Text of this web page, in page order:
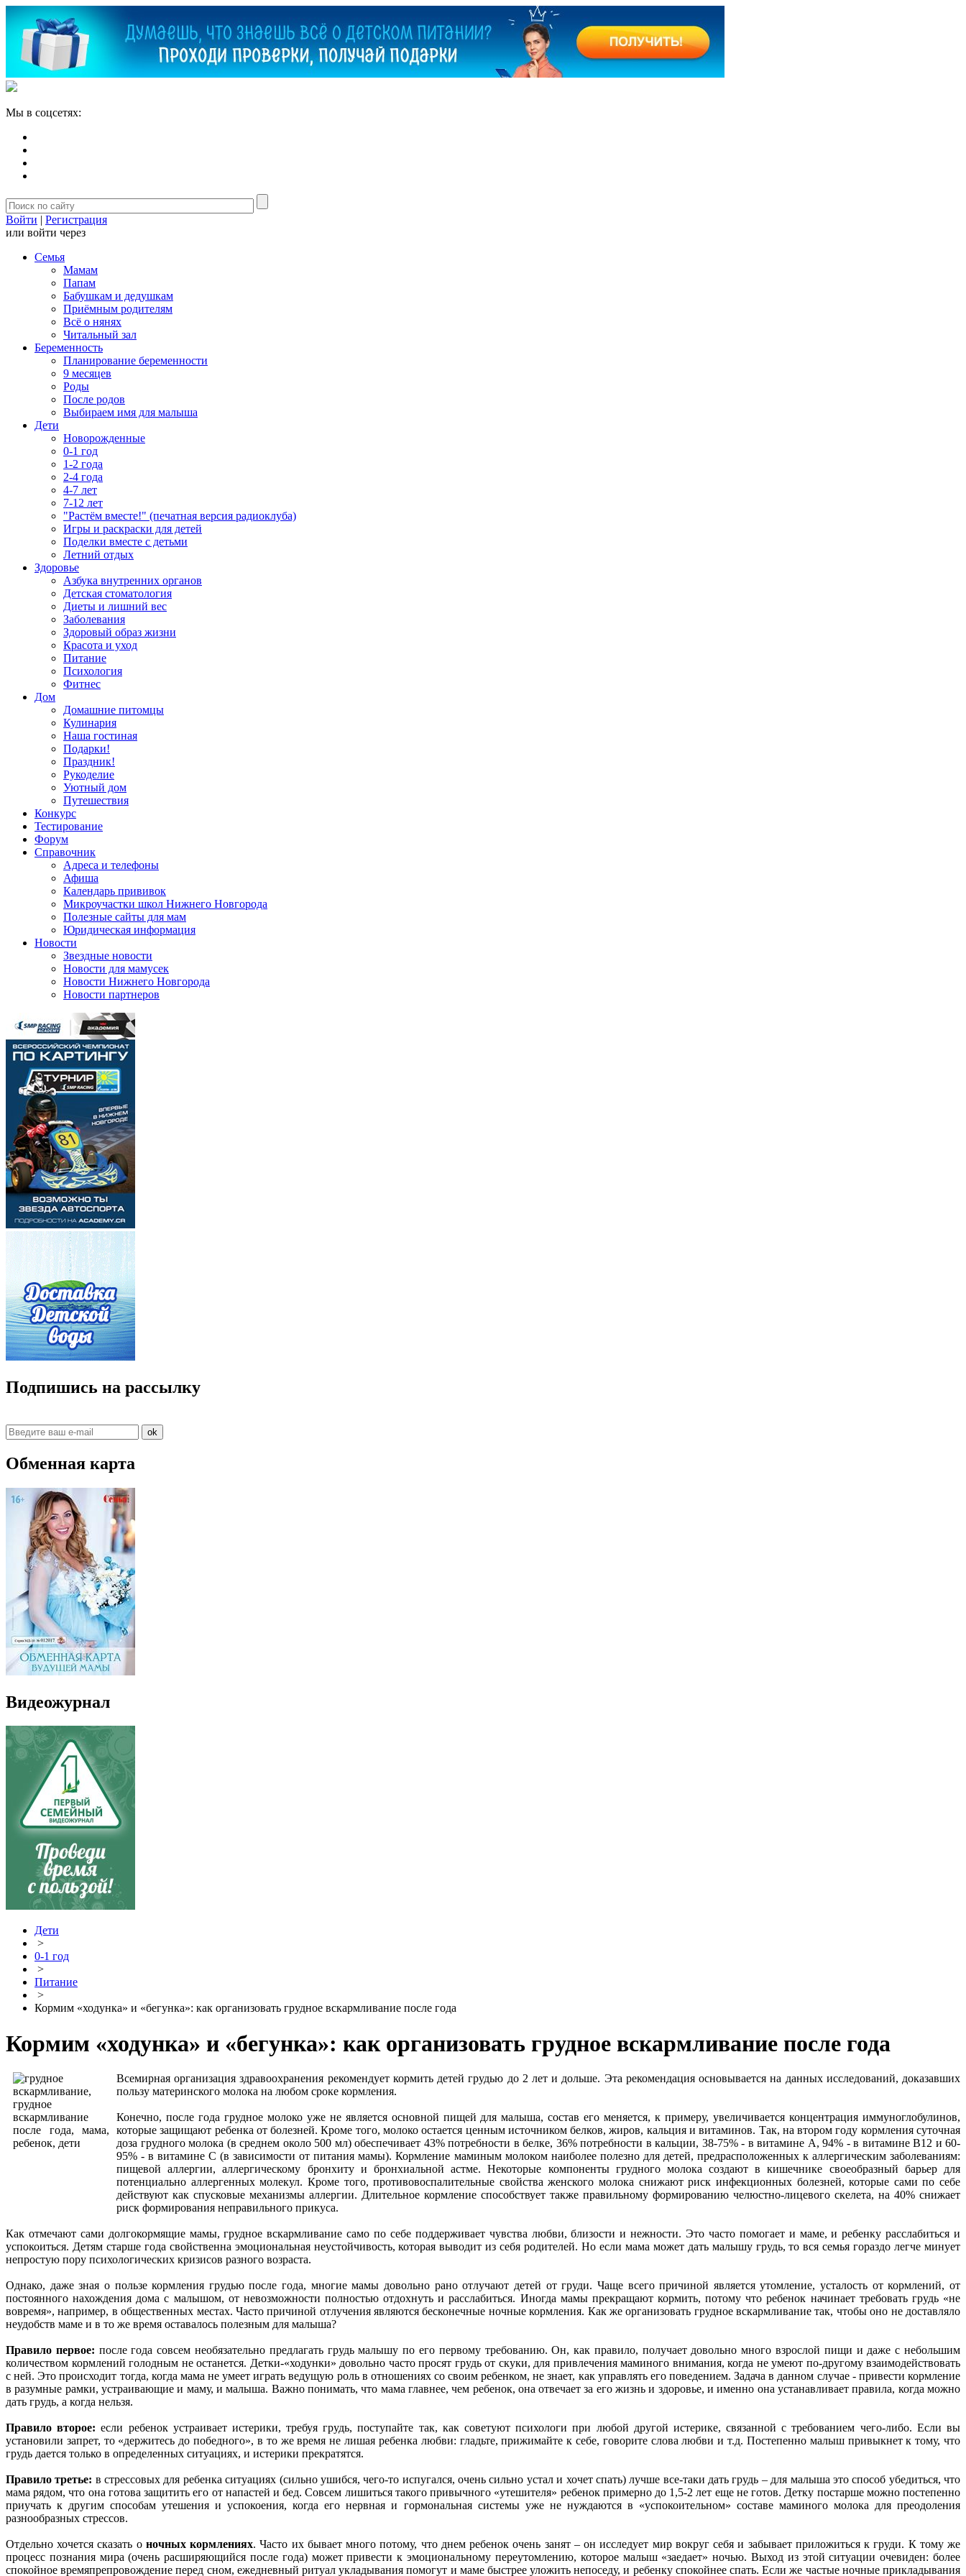
Мы в соцсетях:
Войти | Регистрация
или войти через
Семья
Мамам
Папам
Бабушкам и дедушкам
Приёмным родителям
Всё о нянях
Читальный зал
Беременность
Планирование беременности
9 месяцев
Роды
После родов
Выбираем имя для малыша
Дети
Новорожденные
0-1 год
1-2 года
2-4 года
4-7 лет
7-12 лет
"Растём вместе!" (печатная версия радиоклуба)
Игры и раскраски для детей
Поделки вместе с детьми
Летний отдых
Здоровье
Азбука внутренних органов
Детская стоматология
Диеты и лишний вес
Заболевания
Здоровый образ жизни
Красота и уход
Питание
Психология
Фитнес
Дом
Домашние питомцы
Кулинария
Наша гостиная
Подарки!
Праздник!
Рукоделие
Уютный дом
Путешествия
Конкурс
Тестирование
Форум
Справочник
Адреса и телефоны
Афиша
Календарь прививок
Микроучастки школ Нижнего Новгорода
Полезные сайты для мам
Юридическая информация
Новости
Звездные новости
Новости для мамусек
Новости Нижнего Новгорода
Новости партнеров
Подпишись на рассылку
ok
Обменная карта
Видеожурнал
Дети
>
0-1 год
>
Питание
>
Кормим «ходунка» и «бегунка»: как организовать грудное вскармливание после года
Кормим «ходунка» и «бегунка»: как организовать грудное вскармливание после года
Всемирная организация здравоохранения рекомендует кормить детей грудью до 2 лет и дольше. Эта рекомендация основывается на данных исследований, доказавших
пользу материнского молока на любом сроке кормления.
Конечно, после года грудное молоко уже не является основной пищей для малыша, состав его меняется, к примеру, увеличивается концентрация иммуноглобулинов,
которые защищают ребенка от болезней. Кроме того, молоко остается ценным источником белков, жиров, кальция и витаминов. Так, на втором году кормления суточная
доза грудного молока (в среднем около 500 мл) обеспечивает 43% потребности в белке, 36% потребности в кальции, 38-75% - в витамине А, 94% - в витамине B12 и 60-
95% - в витамине C (в зависимости от питания мамы). Кормление маминым молоком наиболее полезно для детей, предрасположенных к аллергическим заболеваниям:
пищевой аллергии, аллергическому бронхиту и бронхиальной астме. Некоторые компоненты грудного молока создают в кишечнике своеобразный барьер для
потенциально аллергенных молекул. Кроме того, противовоспалительные свойства женского молока снижают риск инфекционных болезней, которые сами по себе
действуют как спусковые механизмы аллергии. Длительное кормление способствует также правильному формированию челюстно-лицевого скелета, на 40% снижает
риск формирования неправильного прикуса.
Как отмечают сами долгокормящие мамы, грудное вскармливание само по себе поддерживает чувства любви, близости и нежности. Это часто помогает и маме, и ребенку расслабиться и
успокоиться. Детям старше года свойственна эмоциональная неустойчивость, которая выводит из себя родителей. Но если мама может дать малышу грудь, то вся семья гораздо легче минует
непростую пору психологических кризисов разного возраста.
Однако, даже зная о пользе кормления грудью после года, многие мамы довольно рано отлучают детей от груди. Чаще всего причиной является утомление, усталость от кормлений, от
постоянного нахождения дома с малышом, от невозможности полностью отдохнуть и расслабиться. Иногда мамы прекращают кормить, потому что ребенок начинает требовать грудь «не
вовремя», например, в общественных местах. Часто причиной отлучения являются бесконечные ночные кормления. Как же организовать грудное вскармливание так, чтобы оно не доставляло
неудобств маме и в то же время оставалось полезным для малыша?
Правило первое: после года совсем необязательно предлагать грудь малышу по его первому требованию. Он, как правило, получает довольно много взрослой пищи и даже с небольшим
количеством кормлений голодным не останется. Детки-«ходунки» довольно часто просят грудь от скуки, для привлечения маминого внимания, когда не умеют по-другому взаимодействовать
с ней. Это происходит тогда, когда мама не умеет играть ведущую роль в отношениях со своим ребенком, не знает, как управлять его поведением. Задача в данном случае - привести кормление
в разумные рамки, устраивающие и маму, и малыша. Важно понимать, что мама главнее, чем ребенок, она отвечает за его жизнь и здоровье, и именно она устанавливает правила, когда можно
дать грудь, а когда нельзя.
Правило второе: если ребенок устраивает истерики, требуя грудь, поступайте так, как советуют психологи при любой другой истерике, связанной с требованием чего-либо. Если вы
установили запрет, то «держитесь до победного», в то же время не лишая ребенка любви: гладьте, прижимайте к себе, говорите слова любви и т.д. Постепенно малыш привыкнет к тому, что
грудь дается только в определенных ситуациях, и истерики прекратятся.
Правило третье: в стрессовых для ребенка ситуациях (сильно ушибся, чего-то испугался, очень сильно устал и хочет спать) лучше все-таки дать грудь – для малыша это способ убедиться, что
мама рядом, что она готова защитить его от напастей и бед. Совсем лишиться такого привычного «утешителя» ребенок примерно до 1,5-2 лет еще не готов. Детку постарше можно постепенно
приучать к другим способам утешения и успокоения, когда его нервная и гормональная системы уже не нуждаются в «успокоительном» составе маминого молока для преодоления
разнообразных стрессов.
Отдельно хочется сказать о ночных кормлениях. Часто их бывает много потому, что днем ребенок очень занят – он исследует мир вокруг себя и забывает приложиться к груди. К тому же
процесс познания мира (очень расширяющийся после года) может привести к эмоциональному переутомлению, которое малыш «заедает» ночью. Выход из этой ситуации очевиден: более
спокойное времяпрепровождение перед сном, ежедневный ритуал укладывания помогут и маме быстрее уложить непоседу, и ребенку спокойнее спать. Если же частые ночные прикладывания